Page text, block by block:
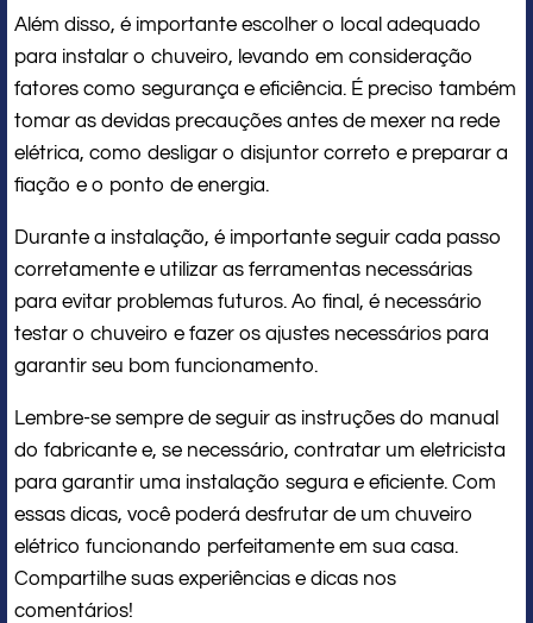
Além disso, é importante escolher o local adequado
para instalar o chuveiro, levando em consideração
fatores como segurança e eficiência. É preciso também
tomar as devidas precauções antes de mexer na rede
elétrica, como desligar o disjuntor correto e preparar a
fiação e o ponto de energia.
Durante a instalação, é importante seguir cada passo
corretamente e utilizar as ferramentas necessárias
para evitar problemas futuros. Ao final, é necessário
testar o chuveiro e fazer os ajustes necessários para
garantir seu bom funcionamento.
Lembre-se sempre de seguir as instruções do manual
do fabricante e, se necessário, contratar um eletricista
para garantir uma instalação segura e eficiente. Com
essas dicas, você poderá desfrutar de um chuveiro
elétrico funcionando perfeitamente em sua casa.
Compartilhe suas experiências e dicas nos
comentários!